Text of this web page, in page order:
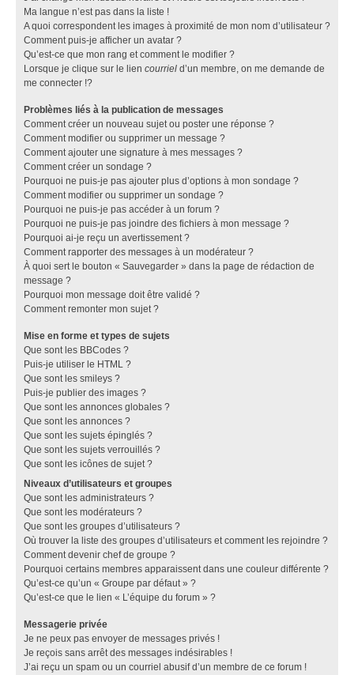
Ma langue n’est pas dans la liste !
A quoi correspondent les images à proximité de mon nom d’utilisateur ?
Comment puis-je afficher un avatar ?
Qu’est-ce que mon rang et comment le modifier ?
Lorsque je clique sur le lien courriel d’un membre, on me demande de
me connecter !?
Problèmes liés à la publication de messages
Comment créer un nouveau sujet ou poster une réponse ?
Comment modifier ou supprimer un message ?
Comment ajouter une signature à mes messages ?
Comment créer un sondage ?
Pourquoi ne puis-je pas ajouter plus d’options à mon sondage ?
Comment modifier ou supprimer un sondage ?
Pourquoi ne puis-je pas accéder à un forum ?
Pourquoi ne puis-je pas joindre des fichiers à mon message ?
Pourquoi ai-je reçu un avertissement ?
Comment rapporter des messages à un modérateur ?
À quoi sert le bouton « Sauvegarder » dans la page de rédaction de
message ?
Pourquoi mon message doit être validé ?
Comment remonter mon sujet ?
Mise en forme et types de sujets
Que sont les BBCodes ?
Puis-je utiliser le HTML ?
Que sont les smileys ?
Puis-je publier des images ?
Que sont les annonces globales ?
Que sont les annonces ?
Que sont les sujets épinglés ?
Que sont les sujets verrouillés ?
Que sont les icônes de sujet ?
Niveaux d’utilisateurs et groupes
Que sont les administrateurs ?
Que sont les modérateurs ?
Que sont les groupes d’utilisateurs ?
Où trouver la liste des groupes d’utilisateurs et comment les rejoindre ?
Comment devenir chef de groupe ?
Pourquoi certains membres apparaissent dans une couleur différente ?
Qu’est-ce qu’un « Groupe par défaut » ?
Qu’est-ce que le lien « L’équipe du forum » ?
Messagerie privée
Je ne peux pas envoyer de messages privés !
Je reçois sans arrêt des messages indésirables !
J’ai reçu un spam ou un courriel abusif d’un membre de ce forum !